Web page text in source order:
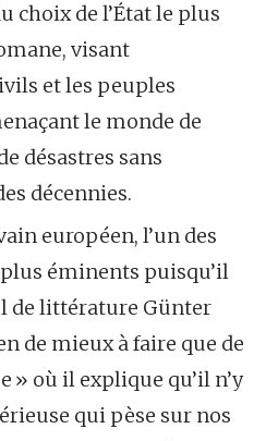
choix de l’État le plus
visant
et les peuples
le monde de
désastres sans
décennies.
européen, l’un des
éminents puisqu’il
de littérature Günter
de mieux à faire que de
» où il explique qu’il n’y
qui pèse sur nos